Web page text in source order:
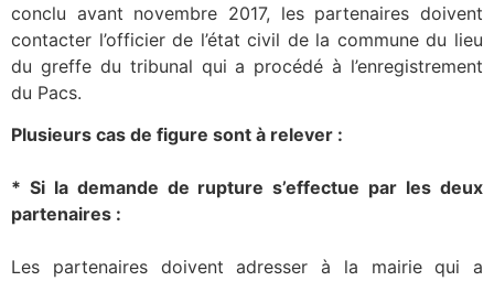
conclu avant novembre 2017, les partenaires doivent
contacter l’officier de l’état civil de la commune du lieu
du greffe du tribunal qui a procédé à l’enregistrement
du Pacs.
Plusieurs cas de figure sont à relever :
* Si la demande de rupture s’effectue par les deux
partenaires :
Les partenaires doivent adresser à la mairie qui a